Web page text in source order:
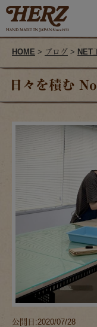
HOME > ブログ > NET
日々を積む
公開日:2020/07/28